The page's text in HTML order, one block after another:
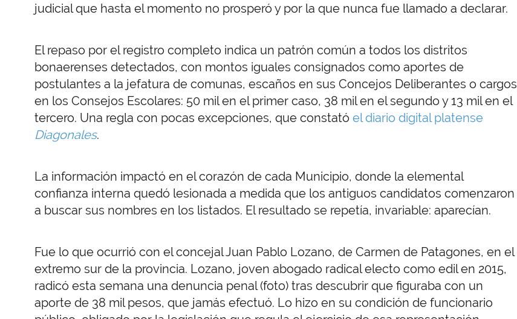
judicial que hasta el momento no prosperó y por la que nunca fue llamado a declarar.
El repaso por el registro completo indica un patrón común a todos los distritos
bonaerenses detectados, con montos iguales consignados como aportes de
postulantes a la jefatura de comunas, escaños en sus Concejos Deliberantes o cargos
en los Consejos Escolares: 50 mil en el primer caso, 38 mil en el segundo y 13 mil en el
tercero. Una regla con pocas excepciones, que constató el diario digital platense
Diagonales.
La información impactó en el corazón de cada Municipio, donde la elemental
confianza interna quedó lesionada a medida que los antiguos candidatos comenzaron
a buscar sus nombres en los listados. El resultado se repetía, invariable: aparecían.
Fue lo que ocurrió con el concejal Juan Pablo Lozano, de Carmen de Patagones, en el
extremo sur de la provincia. Lozano, joven abogado radical electo como edil en 2015,
radicó esta semana una denuncia penal (foto) tras descubrir que figuraba con un
aporte de 38 mil pesos, que jamás efectuó. Lo hizo en su condición de funcionario